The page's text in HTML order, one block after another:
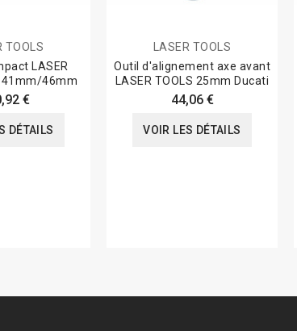
TOOLS
LASER
41mm/46mm
€
DÉTAILS
LASER TOOLS
Outil d'alignement axe avant
LASER TOOLS 25mm Ducati
44,06 €
VOIR LES DÉTAILS